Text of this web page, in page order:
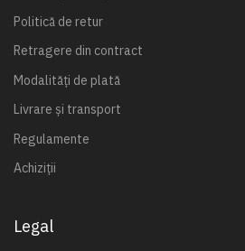
Politică de retur
Retragere din contract
Modalități de plată
Livrare și transport
Regulamente
Achiziții
Legal